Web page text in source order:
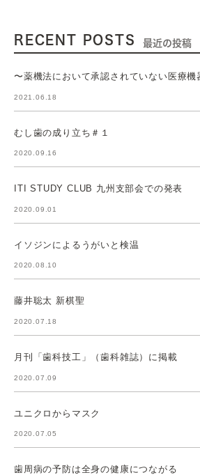
RECENT POSTS 最近の投稿
〜薬機法において承認されていない医療機
2021.06.18
むし歯の成り立ち＃１
2020.09.16
ITI STUDY CLUB 九州支部会での発表
2020.09.01
イソジンによるうがいと検温
2020.08.10
藤井聡太 新棋聖
2020.07.18
月刊「歯科技工」（歯科雑誌）に掲載
2020.07.09
ユニクロからマスク
2020.07.05
歯周病の予防は全身の健康につながる